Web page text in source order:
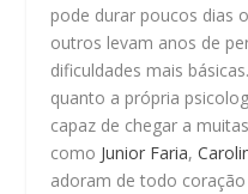
pode durar poucos dias
outros levam anos de
dificuldades mais
quanto a própria
capaz de chegar a
como Junior Faria,
adoram de todo